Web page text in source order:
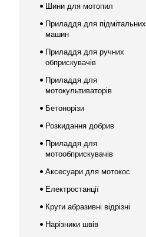
Шини для мотопил
Приладдя для підмітальних
машин
Приладдя для ручних
обприскувачів
Приладдя для
мотокультиваторів
Бетонорізи
Розкидання добрив
Приладдя для
мотообприскувачів
Аксесуари для мотокос
Електростанції
Круги абразивні відрізні
Нарізники швів